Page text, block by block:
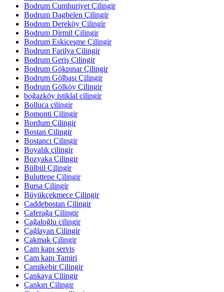
Bodrum Cumhuriyet Çilingir
Bodrum Dagbelen Çilingir
Bodrum Dereköy Çilingir
Bodrum Dirmil Çilingir
Bodrum Eskiçeşme Çilingir
Bodrum Farilya Çilingir
Bodrum Geriş Çilingir
Bodrum Gökpınar Çilingir
Bodrum Gölbaşı Çilingir
Bodrum Gölköy Çilingir
boğazköy istiklal çilingir
Bolluca çilingir
Bomonti Çilingir
Bordum Çilingir
Bostan Çilingir
Bostancı Çilingir
Boyalık çilingir
Bozyaka Çilingir
Bülbül Çilingir
Buluttepe Çilingir
Bursa Çilingir
Büyükçekmece Çilingir
Caddebostan Çilingir
Caferağa Çilingir
Cağaloğlu çilingir
Çağlayan Çilingir
Çakmak Çilingir
Cam kapı servis
Cam kapı Tamiri
Camikebir Çilingir
Çankaya Çilingir
Çankırı Çilingir